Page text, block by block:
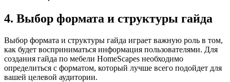
4. Выбор формата и структуры гайда
Выбор формата и структуры гайда играет важную роль в том,
как будет восприниматься информация пользователями. Для
создания гайда по мебели HomeScapes необходимо
определиться с форматом, который лучше всего подойдет для
вашей целевой аудитории.